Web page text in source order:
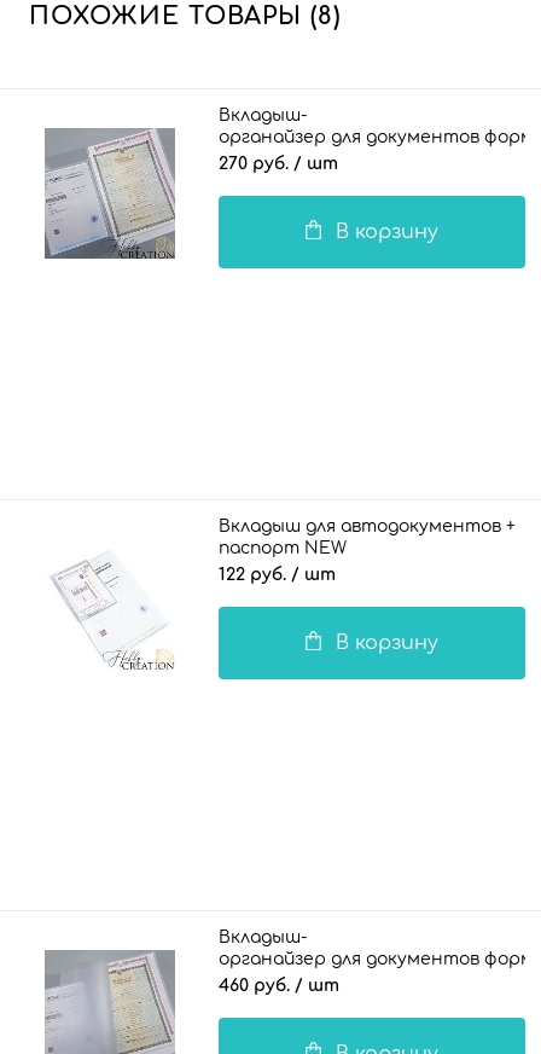
ПОХОЖИЕ ТОВАРЫ (8)
Вкладыш-
органайзер для документов
270 руб. / шт
В корзину
Вкладыш для автодокументов +
паспорт NEW
122 руб. / шт
В корзину
Вкладыш-
органайзер для документов
460 руб. / шт